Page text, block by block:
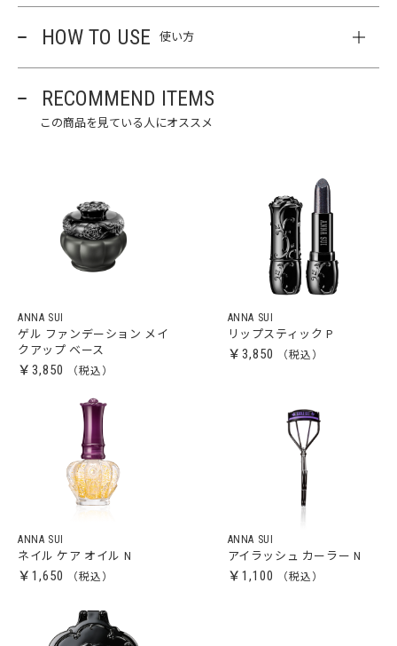
HOW TO USE 使い方
RECOMMEND ITEMS
この商品を見ている人にオススメ
ANNA SUI
ゲル ファンデーション メイ
クアップ ベース
￥3,850
ANNA SUI
リップスティック P
￥3,850
ANNA SUI
ネイル ケア オイル N
￥1,650
ANNA SUI
アイラッシュ カーラー N
￥1,100